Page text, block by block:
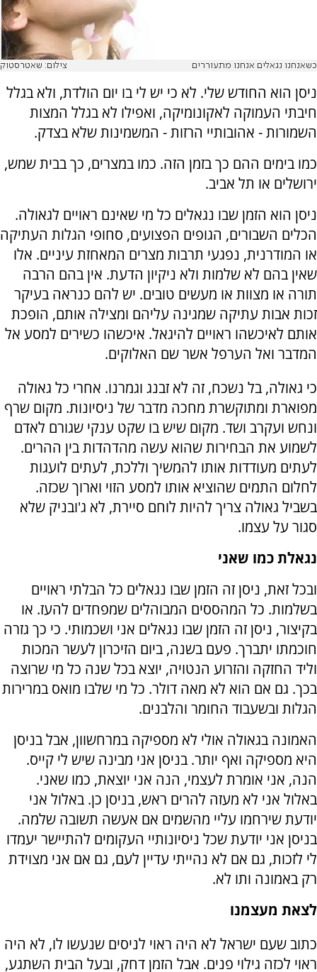
כשאנחנו נגאלים אנחנו מתעוררים צילום: שאטרסטוק
ניסן הוא החודש שלי. לא כי יש לי בו יום הולדת, ולא בגלל
חיבתי העמוקה לאקונומיקה, ואפילו לא בגלל המצות
השמורות - אהובותיי הרזות - המשמינות שלא בצדק.
כמו בימים ההם כך בזמן הזה. כמו במצרים, כך בבית שמש,
ירושלים או תל אביב.
ניסן הוא הזמן שבו נגאלים כל מי שאינם ראויים לגאולה.
הכלים השבורים, הגופים הפצועים, סחופי הגלות העתיקה
או המודרנית, נפגעי תרבות מצרים המאחזת עיניים. אלו
שאין בהם לא שלמות ולא ניקיון הדעת. אין בהם הרבה
תורה או מצוות או מעשים טובים. יש להם כנראה בעיקר
זכות אבות עתיקה שמגינה עליהם ומצילה אותם, הופכת
אותם לאיכשהו ראויים להיגאל. איכשהו כשירים למסע אל
המדבר ואל הערפל אשר שם האלוקים.
כי גאולה, בל נשכח, זה לא זבנג וגמרנו. אחרי כל גאולה
מפוארת ומתוקשרת מחכה מדבר של ניסיונות. מקום שרף
ונחש ועקרב ושד. מקום שיש בו שקט ענקי שגורם לאדם
לשמוע את הבחירות שהוא עשה מהדהדות בין ההרים.
לעתים מעודדות אותו להמשיך וללכת, לעתים לועגות
לחלום התמים שהוציא אותו למסע הזוי וארוך שכזה.
בשביל גאולה צריך להיות לוחם סיירת, לא ג'ובניק שלא
סגור על עצמו.
נגאלת כמו שאני
ובכל זאת, ניסן זה הזמן שבו נגאלים כל הבלתי ראויים
בשלמות. כל המהססים המבוהלים שמפחדים להעז. או
בקיצור, ניסן זה הזמן שבו נגאלים אני ושכמותי. כי כך גזרה
חוכמתו יתברך. פעם בשנה, ביום הזיכרון לעשר המכות
וליד החזקה והזרוע הנטויה, יוצא בכל שנה כל מי שרוצה
בכך. גם אם הוא לא מאה דולר. כל מי שלבו מואס במרירות
הגלות ובשעבוד החומר והלבנים.
האמונה בגאולה אולי לא מספיקה במרחשוון, אבל בניסן
היא מספיקה ואף יותר. בניסן אני מבינה שיש לי קייס.
הנה, אני אומרת לעצמי, הנה אני יוצאת, כמו שאני.
באלול אני לא מעזה להרים ראש, בניסן כן. באלול אני
יודעת שירחמו עליי מהשמים אם אעשה תשובה שלמה.
בניסן אני יודעת שכל ניסיונותיי העקומים להתיישר יעמדו
לי לזכות, גם אם לא נהייתי עדיין לעם, גם אם אני מצוידת
רק באמונה ותו לא.
לצאת מעצמנו
כתוב שעם ישראל לא היה ראוי לניסים שנעשו לו, לא היה
ראוי לכזה גילוי פנים. אבל הזמן דחק, ובעל הבית השתגע,